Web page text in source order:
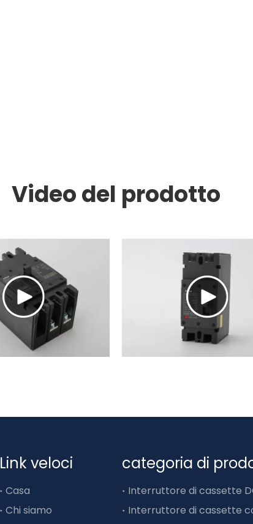
Video del prodotto
Link veloci
Casa
Chi siamo
categoria di
Interruttore di cassette